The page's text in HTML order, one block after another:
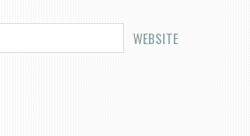
WEBSITE